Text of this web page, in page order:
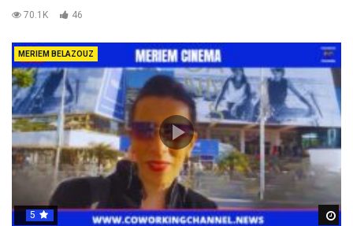
70.1K
46
MERIEM BELAZOUZ
5